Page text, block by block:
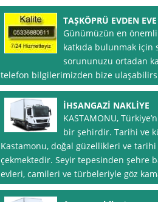
TAŞKÖPRÜ EVDEN
Günümüzün en
katkıda bulunmak için
sorununuzu ortadan
telefon bilgilerimizden bize
İHSANGAZİ NAKLİYE
KASTAMONU,
bir şehirdir. Tarihi ve
Kastamonu, doğal güzellikleri ve
çekmektedir. Seyir tepesinden şehre
evleri, camileri ve türbeleriyle göz